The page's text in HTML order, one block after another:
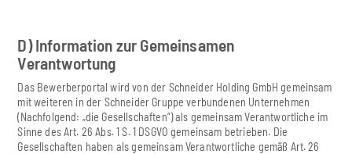
D) Information zur Gemeinsamen
Verantwortung
Das Bewerberportal wird von der Schneider Holding GmbH gemeinsam
mit weiteren in der Schneider Gruppe verbundenen Unternehmen
(Nachfolgend: „die Gesellschaften“) als gemeinsam Verantwortliche im
Sinne des Art. 26 Abs. 1 S. 1 DSGVO gemeinsam betrieben. Die
Gesellschaften haben als gemeinsam Verantwortliche gemäß Art. 26